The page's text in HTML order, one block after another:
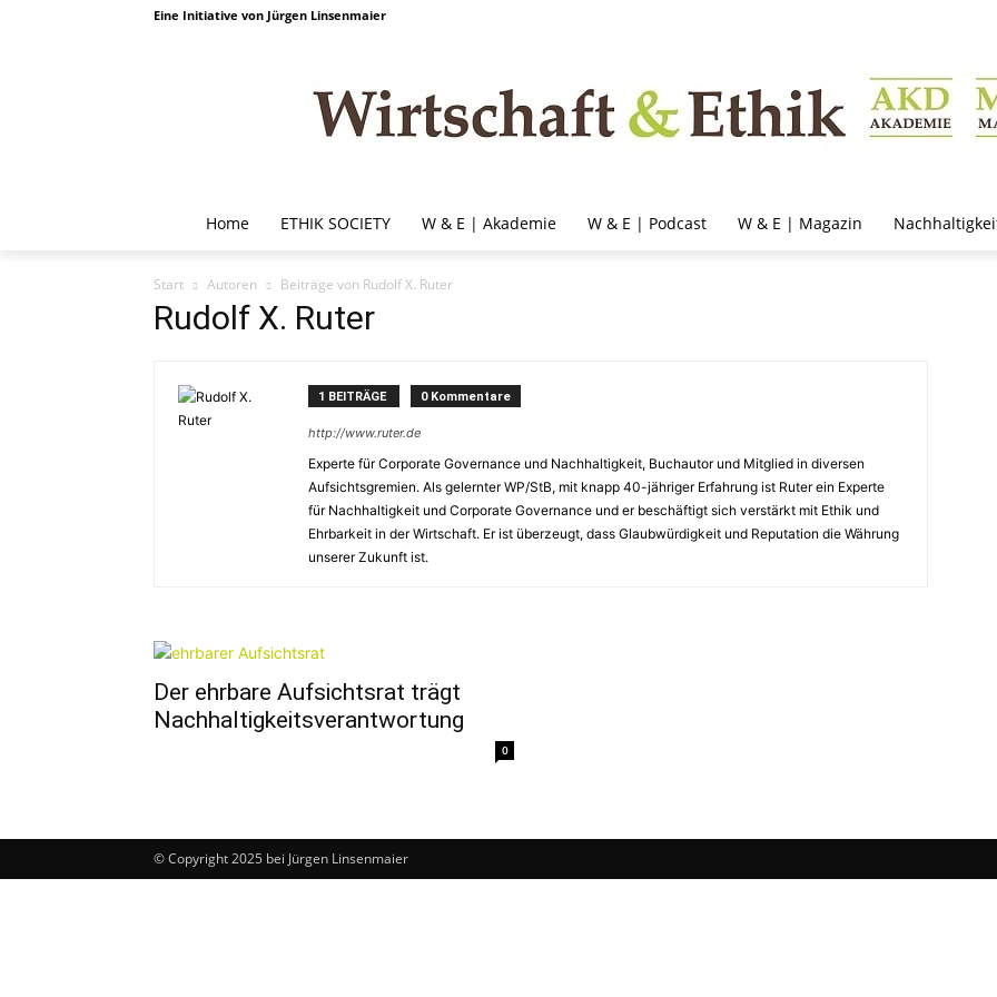
Eine Initiative von Jürgen Linsenmaier
Home ETHIK SOCIETY W & E | Akademie W & E | Podcast W & E | Magazin
Start Autoren Beiträge von Rudolf X. Ruter
Rudolf X. Ruter
1 BEITRÄGE 0 Kommentare
http://www.ruter.de
Experte für Corporate Governance und Nachhaltigkeit, Buchautor und Mitglied in diversen
Aufsichtsgremien. Als gelernter WP/StB, mit knapp 40-jähriger Erfahrung ist Ruter ein Experte
für Nachhaltigkeit und Corporate Governance und er beschäftigt sich verstärkt mit Ethik und
Ehrbarkeit in der Wirtschaft. Er ist überzeugt, dass Glaubwürdigkeit und Reputation die Währung
unserer Zukunft ist.
Der ehrbare Aufsichtsrat trägt
Nachhaltigkeitsverantwortung
0
© Copyright 2025 bei Jürgen Linsenmaier